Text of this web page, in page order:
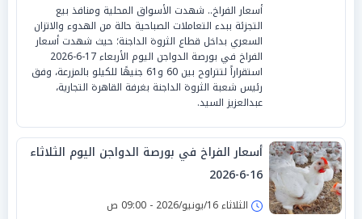
أسعار الفراخ.. شهدت الأسواق المحلية ومنافذ بيع
التجزئة ببدء التعاملات الصباحية حالة من الهدوء والاتزان
السعري بداخل قطاع الثروة الداجنة؛ حيث شهدت أسعار
الفراخ في بورصة الدواجن اليوم الأربعاء 17-6-2026
استقراراً لتتراوح بين 60 و61 جنيهًا للكيلو بالمزرعة، وفق
رئيس شعبة الثروة الداجنة بغرفة القاهرة التجارية،
عبدالعزيز السيد.
أسعار الفراخ في بورصة الدواجن اليوم الثلاثاء
16-6-2026
الثلاثاء 16/يونيو/2026 - 09:00 ص